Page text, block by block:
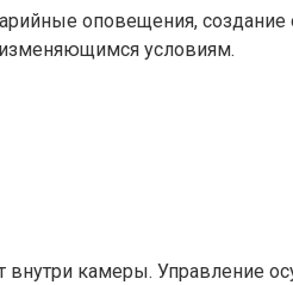
оповещения, создание
условиям.
камеры. Управление